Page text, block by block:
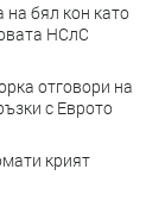
бял кон като
НСлС
отговори на
с Еврото
крият